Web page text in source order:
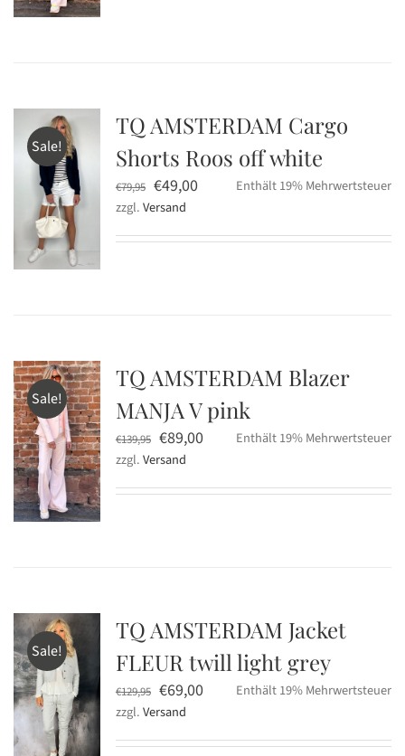
Sale!
TQ AMSTERDAM Cargo
Shorts Roos off white
€79,95 Ursprünglicher
Preis
war:
€49,00Aktueller
ist:
Enthält 19% Mehrwertsteuer
zzgl.Versand
Sale!
TQ AMSTERDAM Blazer
MANJA V pink
€139,95 Ursprünglicher
Preis
war:
€89,00Aktueller
ist:
Enthält 19% Mehrwertsteuer
zzgl.Versand
Sale!
TQ AMSTERDAM Jacket
FLEUR twill light grey
€129,95 Ursprünglicher
Preis
war:
€69,00Aktueller
ist:
Enthält 19% Mehrwertsteuer
zzgl.Versand